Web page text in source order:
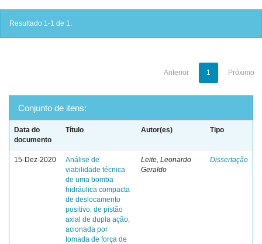
Resultado 1-1 de 1.
Anterior 1 Próximo
Conjunto de itens:
Data do
documento
Título Autor(es) Tipo
15-Dez-2020
Análise de
viabilidade técnica
de uma bomba
hidráulica compacta
de deslocamento
positivo, de pistão
axial de dupla ação,
acionada por
tomada de força de
Leite, Leonardo
Geraldo
Dissertação